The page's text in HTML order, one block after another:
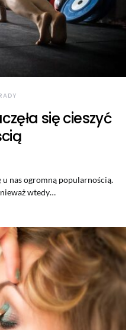
się cieszyć
u nas ogromną popularnością.
wtedy…